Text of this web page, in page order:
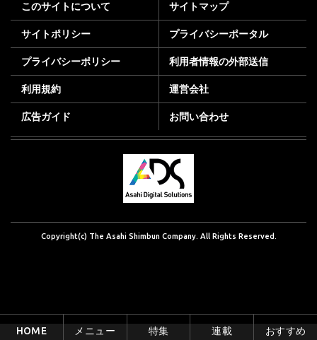
このサイトについて サイトマップ
サイトポリシー プライバシーポータル
プライバシーポリシー 利用者情報の外部送信
利用規約 運営会社
広告ガイド お問い合わせ
Copyright(c) The Asahi Shimbun Company. All Rights Reserved.
HOME メニュー 特集 連載 おすすめ